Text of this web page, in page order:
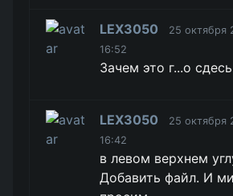
LEX3050
25 октября
16:52
Зачем это г...о
LEX3050
25 октября
16:42
в левом верхнем
Добавить файл. И